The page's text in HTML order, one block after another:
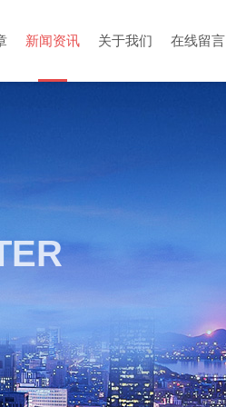
新闻资讯 关于我们 在线留言